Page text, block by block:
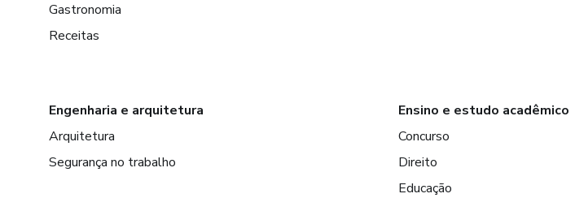
Gastronomia
Receitas
Engenharia e arquitetura
Arquitetura
Segurança no trabalho
Ensino e estudo acadêmico
Concurso
Direito
Educação